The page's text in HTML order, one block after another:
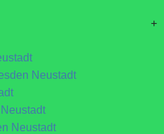
+
Neustadt
Neustadt